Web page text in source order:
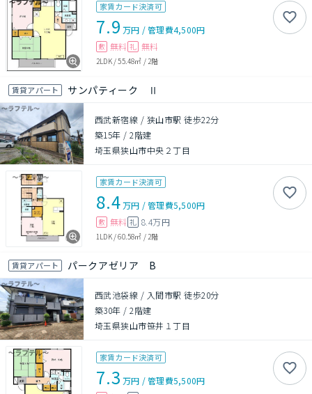
家賃カード決済可
7.9 万円 /管理費4,500円
敷 無料 礼 無料
2LDK/55.48㎡ /2階
賃貸アパート サンパティーク Ⅱ
西武新宿線 / 狭山市駅 徒歩22分
築15年 /2階建
埼玉県狭山市中央２丁目
家賃カード決済可
8.4万円 /管理費5,500円
敷 無料 礼 8.4万円
1LDK/60.58㎡ /2階
賃貸アパート パークアゼリア B
西武池袋線 / 入間市駅 徒歩20分
築30年 /2階建
埼玉県狭山市笹井１丁目
家賃カード決済可
7.3 万円 /管理費5,500円